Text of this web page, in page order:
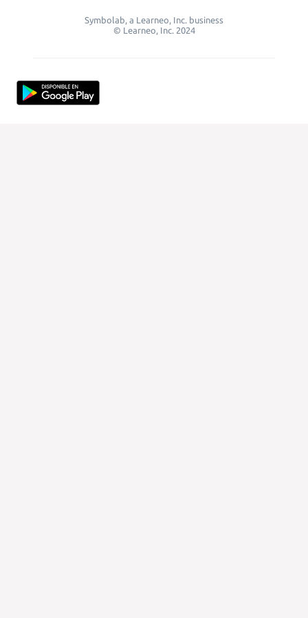
Symbolab, a Learneo, Inc. business
© Learneo, Inc. 2024